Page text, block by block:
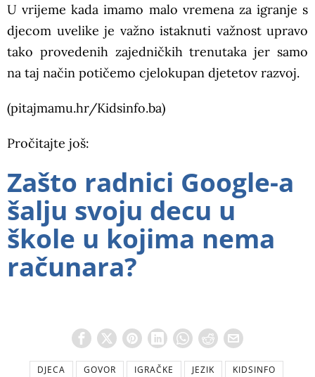
U vrijeme kada imamo malo vremena za igranje s
djecom uvelike je važno istaknuti važnost upravo
tako provedenih zajedničkih trenutaka jer samo
na taj način potičemo cjelokupan djetetov razvoj.
(pitajmamu.hr/Kidsinfo.ba)
Pročitajte još:
Zašto radnici Google-a
šalju svoju decu u
škole u kojima nema
računara?
DJECA GOVOR IGRAČKE JEZIK
KIDSINFO